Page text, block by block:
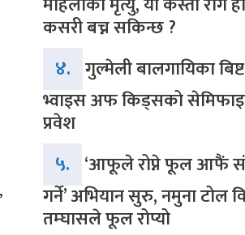
कसरी बच्न सकिन्छ ?
४. गुल्मेली बालगायिका
भ्वाइस अफ किड्सको
प्रवेश
५. ‘आफूले रोप्ने फूल आफैं
गर्ने’ अभियान सुरु, नमुना टोल
तम्घासले फूल रोप्यो